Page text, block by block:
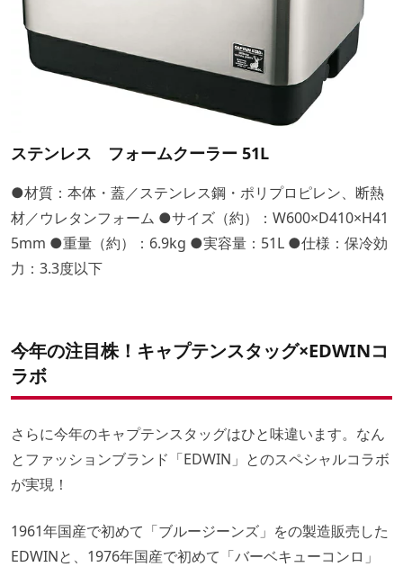
ステンレス フォームクーラー 51L
●材質：本体・蓋／ステンレス鋼・ポリプロピレン、断熱
材／ウレタンフォーム ●サイズ（約）：W600×D410×H41
5mm ●重量（約）：6.9kg ●実容量：51L ●仕様：保冷効
力：3.3度以下
今年の注目株！キャプテンスタッグ×EDWINコ
ラボ
さらに今年のキャプテンスタッグはひと味違います。なん
とファッションブランド「EDWIN」とのスペシャルコラボ
が実現！
1961年国産で初めて「ブルージーンズ」をの製造販売した
EDWINと、1976年国産で初めて「バーベキューコンロ」